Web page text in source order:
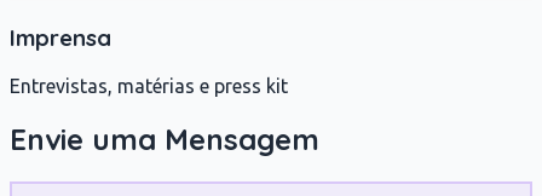
Imprensa
Entrevistas, matérias e press kit
Envie uma Mensagem